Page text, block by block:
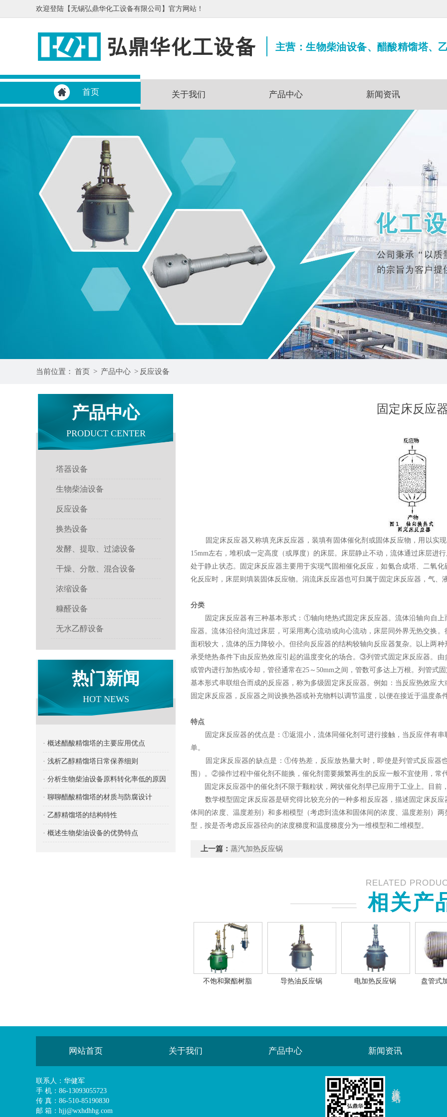
欢迎登陆【无锡弘鼎华化工设备有限公司】官方网站！
主营：生物柴油设备、醋酸精馏塔、
首页 关于我们 产品中心 新闻资讯
当前位置： 首页 > 产品中心 > 反应设备
产品中心
PRODUCT CENTER
塔器设备
生物柴油设备
反应设备
换热设备
发酵、提取、过滤设备
干燥、分散、混合设备
浓缩设备
糠醛设备
无水乙醇设备
热门新闻
HOT NEWS
· 概述醋酸精馏塔的主要应用优点
· 浅析乙醇精馏塔日常保养细则
· 分析生物柴油设备原料转化率低的原因
· 聊聊醋酸精馏塔的材质与防腐设计
· 乙醇精馏塔的结构特性
· 概述生物柴油设备的优势特点
固定床反应
固定床反应器又称填充床反应器，装填有固体催化剂或固体反应物，用以实
15mm左右，堆积成一定高度（或厚度）的床层。床层静止不动，流体通过床层进
处于静止状态。固定床反应器主要用于实现气固相催化反应，如氨合成塔、二氧
化反应时，床层则填装固体反应物。涓流床反应器也可归属于固定床反应器，气、
分类
固定床反应器有三种基本形式：①轴向绝热式固定床反应器。流体沿轴向自上
应器。流体沿径向流过床层，可采用离心流动或向心流动，床层同外界无热交换
面积较大，流体的压力降较小。但径向反应器的结构较轴向反应器复杂。以上两
承受绝热条件下由反应热效应引起的温度变化的场合。③列管式固定床反应器。
或管内进行加热或冷却，管径通常在25～50mm之间，管数可多达上万根。列管式
基本形式串联组合而成的反应器，称为多级固定床反应器。例如：当反应热效应
固定床反应器，反应器之间设换热器或补充物料以调节温度，以便在接近于温度条
特点
固定床反应器的优点是：①返混小，流体同催化剂可进行接触，当反应伴有
单。
固定床反应器的缺点是：①传热差，反应放热量大时，即使是列管式反应器
围）。②操作过程中催化剂不能换，催化剂需要频繁再生的反应一般不宜使用，常
固定床反应器中的催化剂不限于颗粒状，网状催化剂早已应用于工业上。目前
数学模型固定床反应器是研究得比较充分的一种多相反应器，描述固定床反应
体间的浓度、温度差别）和多相模型（考虑到流体和固体间的浓度、温度差别）
型，按是否考虑反应器径向的浓度梯度和温度梯度分为一维模型和二维模型。
上一篇： 蒸汽加热反应锅
RELATED
相关产
不饱和聚酯树脂 导热油反应锅 电加热反应锅 盘管式
网站首页 关于我们 产品中心 新闻资讯
联系人：华健军
手 机：86-13093055723
传 真：86-510-85190830
邮 箱：hjj@wxhdhhg.com